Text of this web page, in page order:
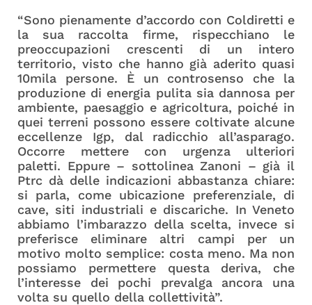
“Sono pienamente d’accordo con Coldiretti e
la sua raccolta firme, rispecchiano le
preoccupazioni crescenti di un intero
territorio, visto che hanno già aderito quasi
10mila persone. È un controsenso che la
produzione di energia pulita sia dannosa per
ambiente, paesaggio e agricoltura, poiché in
quei terreni possono essere coltivate alcune
eccellenze Igp, dal radicchio all’asparago.
Occorre mettere con urgenza ulteriori
paletti. Eppure – sottolinea Zanoni – già il
Ptrc dà delle indicazioni abbastanza chiare:
si parla, come ubicazione preferenziale, di
cave, siti industriali e discariche. In Veneto
abbiamo l’imbarazzo della scelta, invece si
preferisce eliminare altri campi per un
motivo molto semplice: costa meno. Ma non
possiamo permettere questa deriva, che
l’interesse dei pochi prevalga ancora una
volta su quello della collettività”.